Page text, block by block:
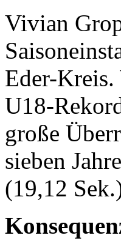
Vivian
Eder-Kreis.
U18-
große
sieben
(19,12